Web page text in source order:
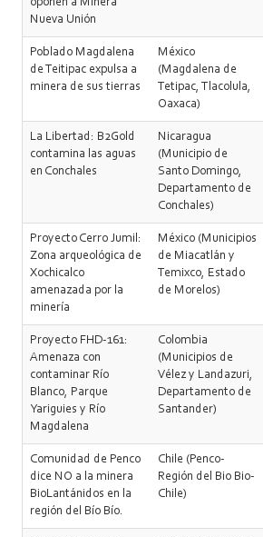
oponen a Minera
Nueva Unión
Poblado Magdalena
de Teitipac expulsa a
minera de sus tierras
México
(Magdalena de
Tetipac, Tlacolula,
Oaxaca)
La Libertad: B2Gold
contamina las aguas
en Conchales
Nicaragua
(Municipio de
Santo Domingo,
Departamento de
Conchales)
Proyecto Cerro Jumil:
Zona arqueológica de
Xochicalco
amenazada por la
minería
México (Municipios
de Miacatlán y
Temixco, Estado
de Morelos)
Proyecto FHD-161:
Amenaza con
contaminar Río
Blanco, Parque
Yariguies y Río
Magdalena
Colombia
(Municipios de
Vélez y Landazuri,
Departamento de
Santander)
Comunidad de Penco
dice NO a la minera
BioLantánidos en la
región del Bío Bío.
Chile (Penco-
Región del Bio Bio-
Chile)